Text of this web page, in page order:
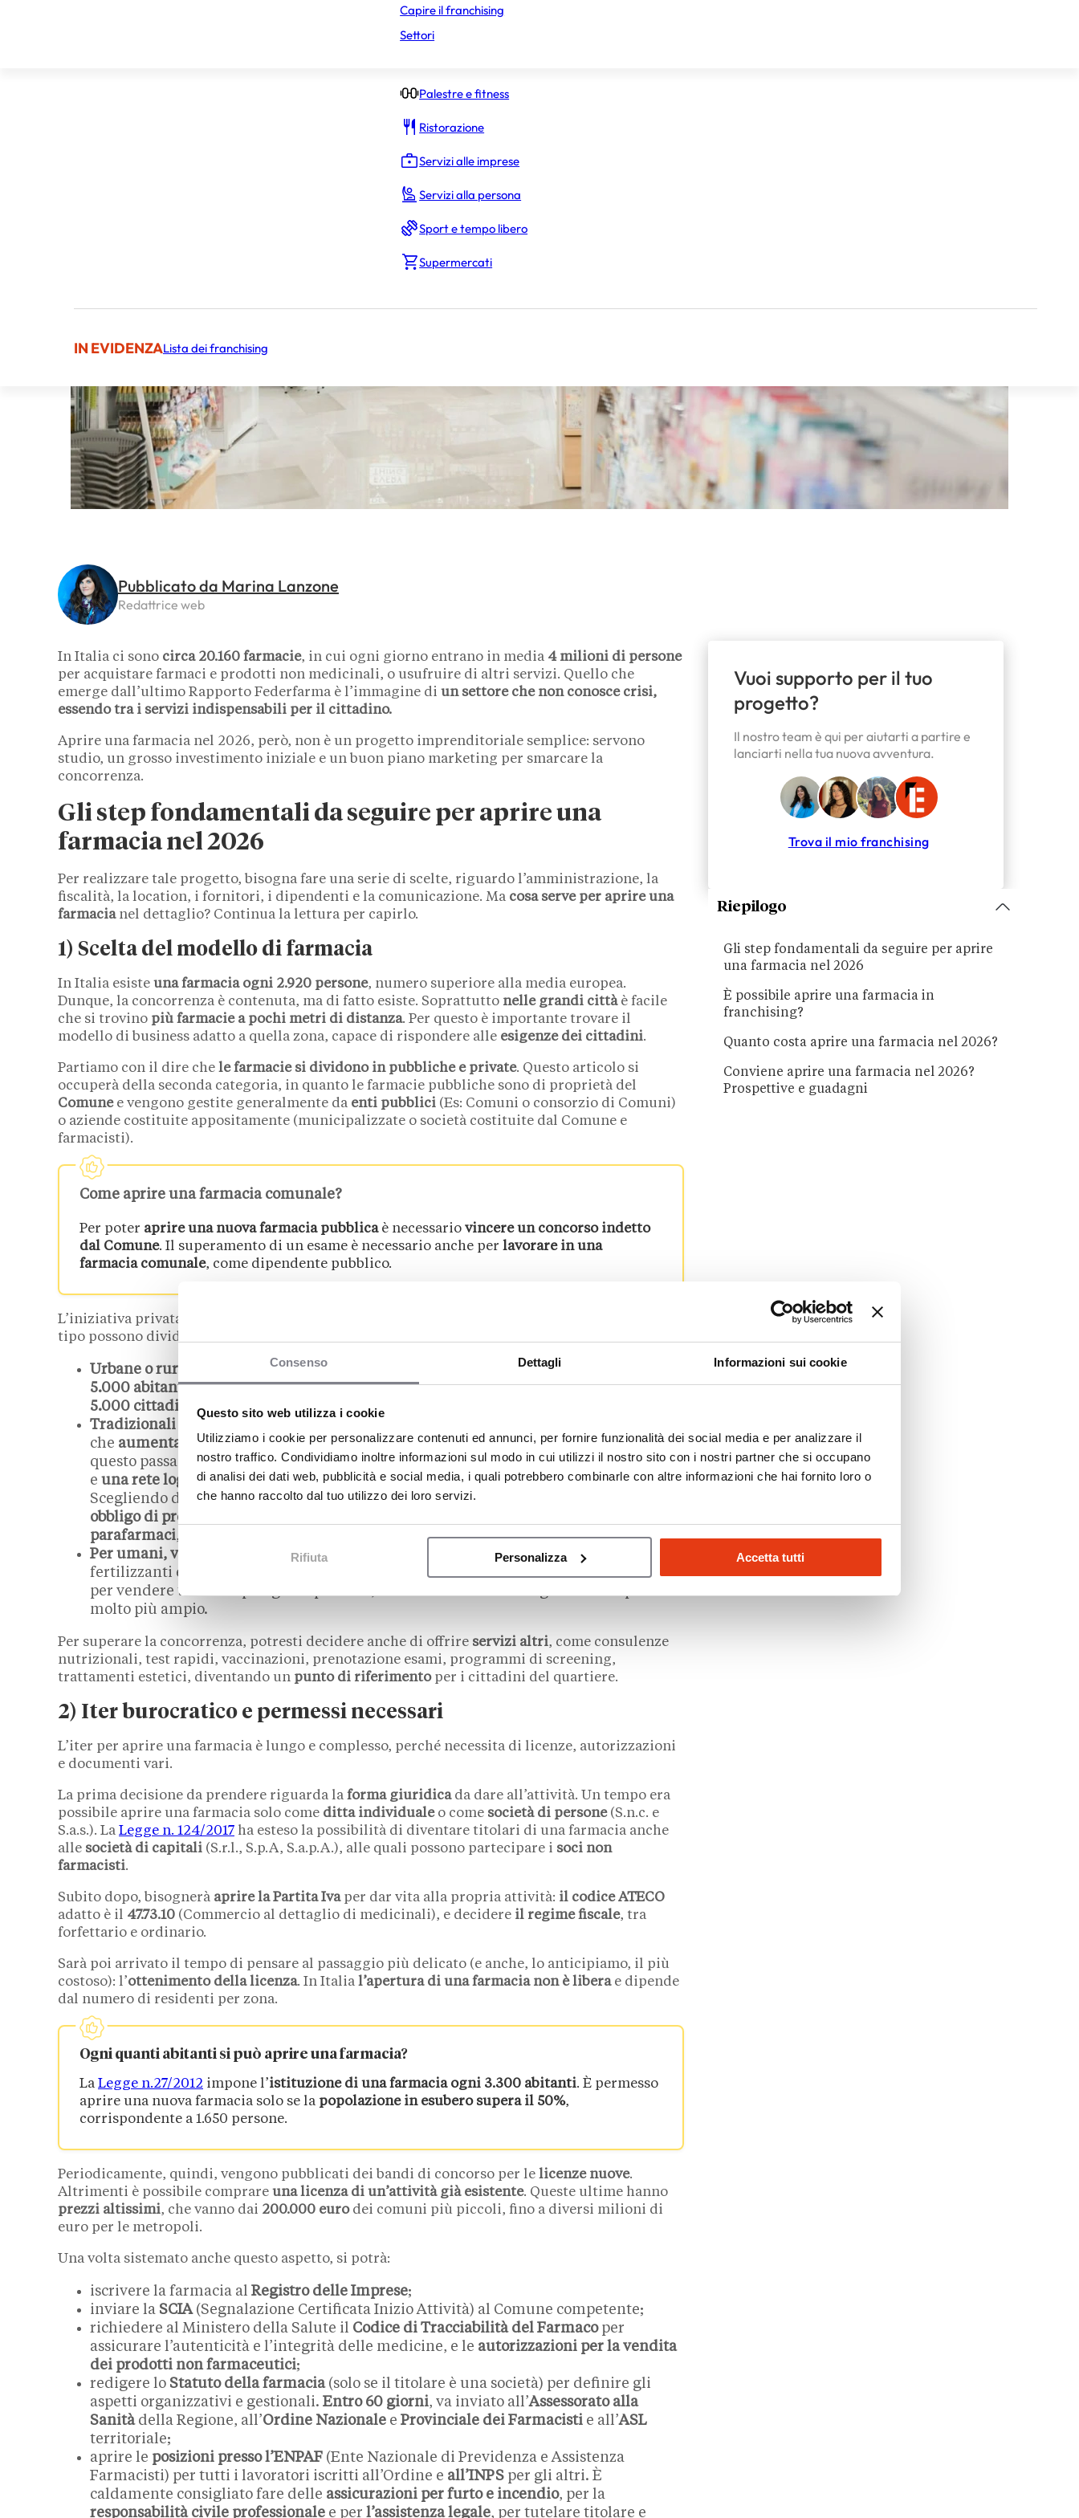
Consenso Dettagli Informazioni sui cookie
Questo sito web utilizza i cookie
Utilizziamo i cookie per personalizzare contenuti ed annunci, per fornire funzionalità dei social media e per analizzare il
nostro traffico. Condividiamo inoltre informazioni sul modo in cui utilizzi il nostro sito con i nostri partner che si occupano
di analisi dei dati web, pubblicità e social media, i quali potrebbero combinarle con altre informazioni che hai fornito loro o
che hanno raccolto dal tuo utilizzo dei loro servizi.
Rifiuta Personalizza Accetta tutti
Palestre e fitness
Ristorazione
Servizi alle imprese
Servizi alla persona
Sport e tempo libero
Supermercati
IN EVIDENZALista dei franchising
Capire il franchising
Settori
Pubblicato da Marina Lanzone
Redattrice web
In Italia ci sono circa 20.160 farmacie, in cui ogni giorno entrano in media 4 milioni di persone
per acquistare farmaci e prodotti non medicinali, o usufruire di altri servizi. Quello che
emerge dall’ultimo Rapporto Federfarma è l’immagine di un settore che non conosce crisi,
essendo tra i servizi indispensabili per il cittadino.
Aprire una farmacia nel 2026, però, non è un progetto imprenditoriale semplice: servono
studio, un grosso investimento iniziale e un buon piano marketing per smarcare la
concorrenza.
Gli step fondamentali da seguire per aprire una
farmacia nel 2026
Per realizzare tale progetto, bisogna fare una serie di scelte, riguardo l’amministrazione, la
fiscalità, la location, i fornitori, i dipendenti e la comunicazione. Ma cosa serve per aprire una
farmacia nel dettaglio? Continua la lettura per capirlo.
1) Scelta del modello di farmacia
In Italia esiste una farmacia ogni 2.920 persone, numero superiore alla media europea.
Dunque, la concorrenza è contenuta, ma di fatto esiste. Soprattutto nelle grandi città è facile
che si trovino più farmacie a pochi metri di distanza. Per questo è importante trovare il
modello di business adatto a quella zona, capace di rispondere alle esigenze dei cittadini.
Partiamo con il dire che le farmacie si dividono in pubbliche e private. Questo articolo si
occuperà della seconda categoria, in quanto le farmacie pubbliche sono di proprietà del
Comunee vengono gestite generalmente da enti pubblici (Es: Comuni o consorzio di Comuni)
o aziende costituite appositamente (municipalizzate o società costituite dal Comune e
farmacisti).
Come aprire una farmacia comunale?
Per poter aprire una nuova farmacia pubblicaè necessario vincere un concorso indetto
dal Comune. Il superamento di un esame è necessario anche per lavorare in una
farmacia comunale, come dipendente pubblico.
L’iniziativa privata è dunque più facilmente abbordabile. A loro volta, le farmacie di questo
tipo possono dividersi in:
Urbane o rurali . Nella prima categoria rientrano le attività situate in centri
5.000 abitanti. Le farmacie rurali, invece, nascono in Comuni o frazioni conmeno di
5.000 cittadini
, dove non sia presente una farmacia pubblica;
Tradizionali o online
che aumenta di molto l’investimentoiniziale), nel secondo invece é possibile evitare
questo passaggio e investire il tuo denaro nellacostruzione di un sito internet sicuro
e una rete logistica affidabile per garantire le consegne dei prodotti nei tempi.
Scegliendo di aprire una farmacia online, però, potrai vendere
obbligo di prescrizione medica
parafarmaci, dispositivi medici;
Per umani, veterinarie
agricole(specializzate nella vendita di Prodotti fitosanitari,
fertilizzanti e concimi). Spesso molte attività decidono di ottenere le autorizzazioni
per vendere tutte le tipologie di prodotti, abbracciando così le esigenze di un pubblico
molto più ampio.
Per superare la concorrenza, potresti decidere anche di offrire servizi altri, come consulenze
nutrizionali, test rapidi, vaccinazioni, prenotazione esami, programmi di screening,
trattamenti estetici, diventando un punto di riferimentoper i cittadini del quartiere.
2) Iter burocratico e permessi necessari
L’iter per aprire una farmacia è lungo e complesso, perché necessita di licenze, autorizzazioni
e documenti vari.
La prima decisione da prendere riguarda la forma giuridicada dare all’attività. Un tempo era
possibile aprire una farmacia solo come ditta individualeo come società di persone (S.n.c. e
S.a.s.). La Legge n. 124/2017 ha esteso la possibilità di diventare titolari di una farmacia anche
alle società di capitali (S.r.l., S.p.A, S.a.p.A.), alle quali possono partecipare i soci non
farmacisti.
Subito dopo, bisognerà aprire la Partita Ivaper dar vita alla propria attività: il codice ATECO
adatto è il 47.73.10 (Commercio al dettaglio di medicinali), e decidere il regime fiscale, tra
forfettario e ordinario.
Sarà poi arrivato il tempo di pensare al passaggio più delicato (e anche, lo anticipiamo, il più
costoso): l’ottenimento della licenza. In Italia l’apertura di una farmacia non è liberae dipende
dal numero di residenti per zona.
Ogni quanti abitanti si può aprire una farmacia?
La Legge n.27/2012 impone l’istituzione di una farmacia ogni 3.300 abitanti. È permesso
aprire una nuova farmacia solo se la popolazione in esubero supera il 50%,
corrispondente a 1.650 persone.
Periodicamente, quindi, vengono pubblicati dei bandi di concorso per le licenze nuove.
Altrimenti è possibile comprare una licenza di un’attività già esistente. Queste ultime hanno
prezzi altissimi, che vanno dai 200.000 euro dei comuni più piccoli, fino a diversi milioni di
euro per le metropoli.
Una volta sistemato anche questo aspetto, si potrà:
iscrivere la farmacia al Registro delle Imprese;
inviare la SCIA (Segnalazione Certificata Inizio Attività) al Comune competente;
richiedere al Ministero della Salute il Codice di Tracciabilità del Farmacoper
assicurare l’autenticità e l’integrità delle medicine, e le autorizzazioni per la vendita
dei prodotti non farmaceutici;
redigere lo Statuto della farmacia(solo se il titolare è una società) per definire gli
aspetti organizzativi e gestionali. Entro 60 giorni, va inviato all’Assessorato alla
Sanità della Regione, all’Ordine Nazionale e Provinciale dei Farmacisti e all’ASL
territoriale;
aprire le posizioni presso l’ENPAF (Ente Nazionale di Previdenza e Assistenza
Farmacisti) per tutti i lavoratori iscritti all’Ordine e all’INPS per gli altri. È
caldamente consigliato fare delle assicurazioni per furto e incendio, per la
responsabilità civile professionale e per l’assistenza legale, per tutelare titolare e
Vuoi supporto per il tuo
progetto?
Il nostro team è qui per aiutarti a partire e
lanciarti nella tua nuova avventura.
Trova il mio franchising
Riepilogo
Gli step fondamentali da seguire per aprire
una farmacia nel 2026
È possibile aprire una farmacia in
franchising?
Quanto costa aprire una farmacia nel 2026?
Conviene aprire una farmacia nel 2026?
Prospettive e guadagni